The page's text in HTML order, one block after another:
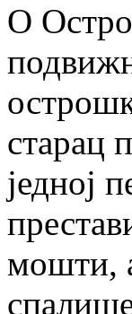
О
старац
једној
мошти,